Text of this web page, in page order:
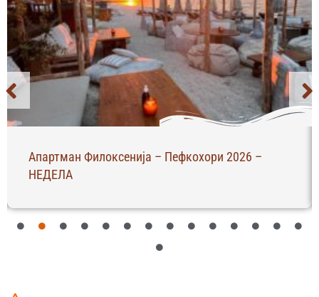
Апартман Филоксенија – Пефкохори 2026 –
НЕДЕЛА